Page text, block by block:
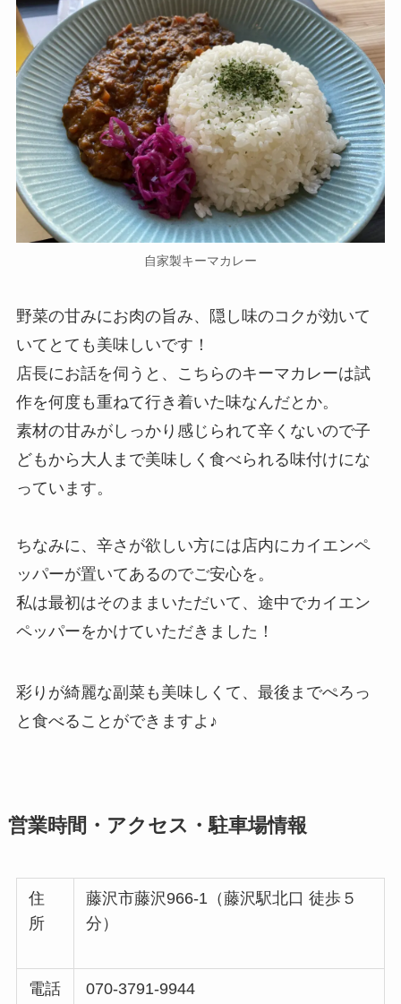
自家製キーマカレー
野菜の甘みにお肉の旨み、隠し味のコクが効いて
いてとても美味しいです！
店長にお話を伺うと、こちらのキーマカレーは試
作を何度も重ねて行き着いた味なんだとか。
素材の甘みがしっかり感じられて辛くないので子
どもから大人まで美味しく食べられる味付けにな
っています。
ちなみに、辛さが欲しい方には店内にカイエンペ
ッパーが置いてあるのでご安心を。
私は最初はそのままいただいて、途中でカイエン
ペッパーをかけていただきました！
彩りが綺麗な副菜も美味しくて、最後までぺろっ
と食べることができますよ♪
営業時間・アクセス・駐車場情報
住
所
藤沢市藤沢966-1（藤沢駅北口 徒歩５
分）
電話
070-3791-9944